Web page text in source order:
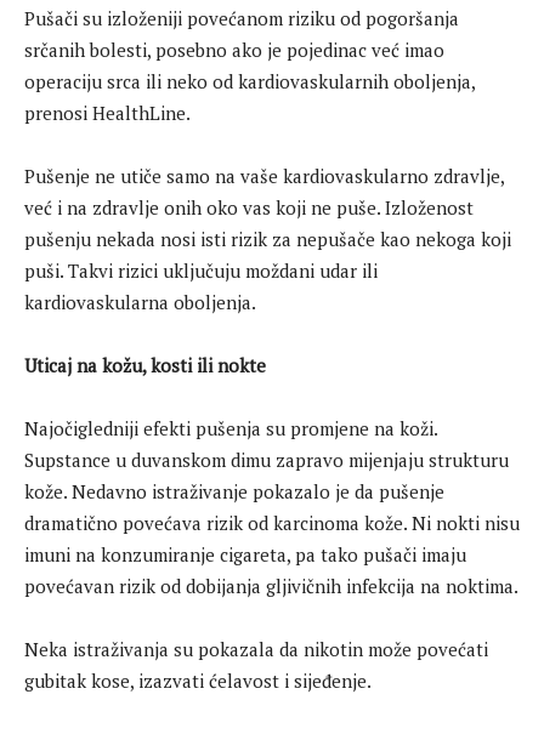
Pušači su izloženiji povećanom riziku od pogoršanja
srčanih bolesti, posebno ako je pojedinac već imao
operaciju srca ili neko od kardiovaskularnih oboljenja,
prenosi HealthLine.
Pušenje ne utiče samo na vaše kardiovaskularno zdravlje,
već i na zdravlje onih oko vas koji ne puše. Izloženost
pušenju nekada nosi isti rizik za nepušače kao nekoga koji
puši. Takvi rizici uključuju moždani udar ili
kardiovaskularna oboljenja.
Uticaj na kožu, kosti ili nokte
Najočigledniji efekti pušenja su promjene na koži.
Supstance u duvanskom dimu zapravo mijenjaju strukturu
kože. Nedavno istraživanje pokazalo je da pušenje
dramatično povećava rizik od karcinoma kože. Ni nokti nisu
imuni na konzumiranje cigareta, pa tako pušači imaju
povećavan rizik od dobijanja gljivičnih infekcija na noktima.
Neka istraživanja su pokazala da nikotin može povećati
gubitak kose, izazvati ćelavost i sijeđenje.